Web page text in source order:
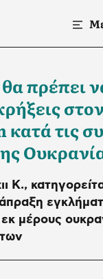
πρέπει
τις
Κ.,
εκ μέρους